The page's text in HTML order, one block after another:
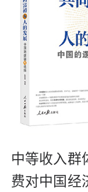
中等收入群
费对中国经